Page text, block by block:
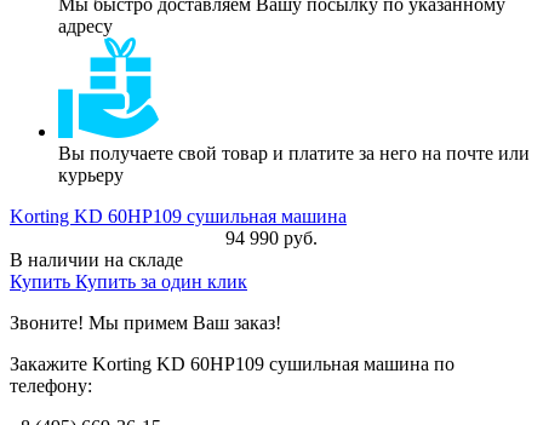
Мы быстро доставляем Вашу посылку по указанному
адресу
Вы получаете свой товар и платите за него на почте или
курьеру
Korting KD 60HP109 сушильная машина
94 990 руб.
В наличии на складе
Купить Купить за один клик
Звоните! Мы примем Ваш заказ!
Закажите Korting KD 60HP109 сушильная машина по
телефону: